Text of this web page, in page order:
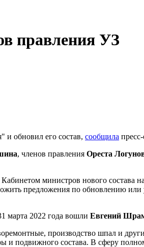
правления УЗ
обновил его состав, сообщила
, членов правления Ореста
министров нового состава
предложения по обновлению
марта 2022 года вошли Евгений
производство шпал и
и подвижного состава. В сферу